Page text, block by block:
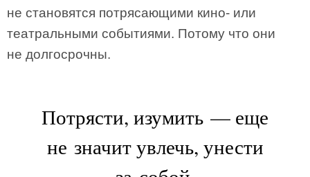
не становятся потрясающими кино- или
театральными событиями. Потому что они
не долгосрочны.
Потрясти, изумить — еще
не значит увлечь, унести